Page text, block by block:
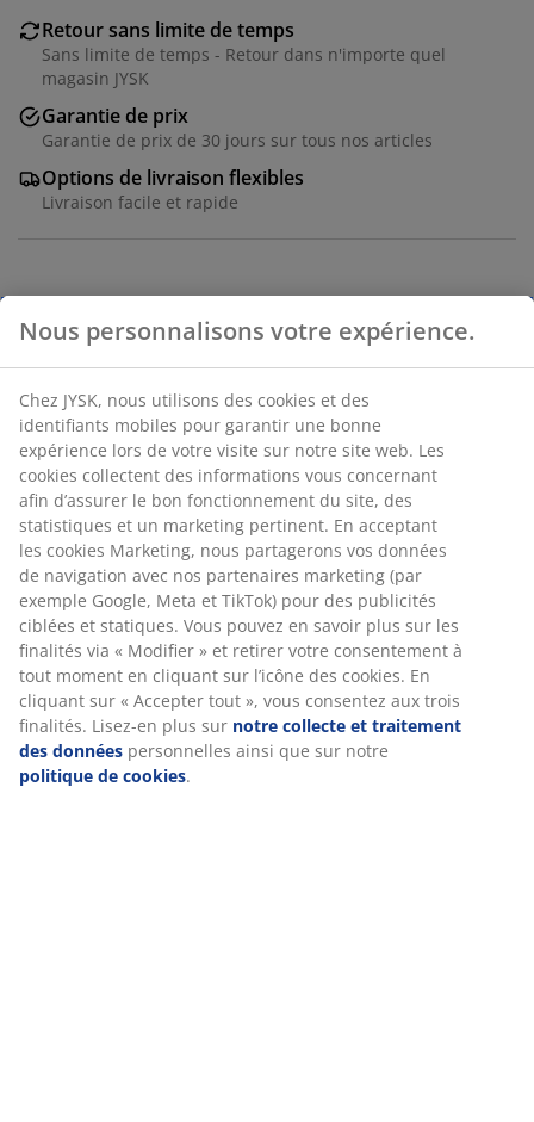
Retour sans limite de temps
Sans limite de temps - Retour dans n'importe quel
magasin JYSK
Garantie de prix
Garantie de prix de 30 jours sur tous nos articles
Options de livraison flexibles
Livraison facile et rapide
design perforé qui permet la circulation de l'air et
RÉFÉRENCE: 4912394
Caractéristiques
Notes
( 9)
Nous personnalisons votre expérience.
Chez JYSK, nous utilisons des cookies et des
identifiants mobiles pour garantir une bonne
expérience lors de votre visite sur notre site web. Les
cookies collectent des informations vous concernant
afin d’assurer le bon fonctionnement du site, des
statistiques et un marketing pertinent. En acceptant
les cookies Marketing, nous partagerons vos données
de navigation avec nos partenaires marketing (par
exemple Google, Meta et TikTok) pour des publicités
ciblées et statiques. Vous pouvez en savoir plus sur les
finalités via « Modifier » et retirer votre consentement à
tout moment en cliquant sur l’icône des cookies. En
cliquant sur « Accepter tout », vous consentez aux trois
finalités. Lisez-en plus sur notre collecte et traitement
des données personnelles ainsi que sur notre
politique de cookies.